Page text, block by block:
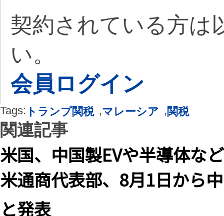
契約されている方は
い。
会員ログイン
Tags: トランプ関税 ,マレーシア ,関税
関連記事
米国、中国製EVや半導体な
米通商代表部、8月1日から
と発表